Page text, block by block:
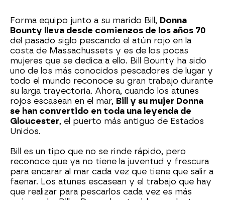
Forma equipo junto a su marido Bill, Donna
Bounty lleva desde comienzos de los años 70
del pasado siglo pescando el atún rojo en la
costa de Massachussets y es de los pocas
mujeres que se dedica a ello. Bill Bounty ha sido
uno de los más conocidos pescadores de lugar y
todo el mundo reconoce su gran trabajo durante
su larga trayectoria. Ahora, cuando los atunes
rojos escasean en el mar, Bill y su mujer Donna
se han convertido en toda una leyenda de
Gloucester, el puerto más antiguo de Estados
Unidos.
Bill es un tipo que no se rinde rápido, pero
reconoce que ya no tiene la juventud y frescura
para encarar al mar cada vez que tiene que salir a
faenar. Los atunes escasean y el trabajo que hay
que realizar para pescarlos cada vez es más